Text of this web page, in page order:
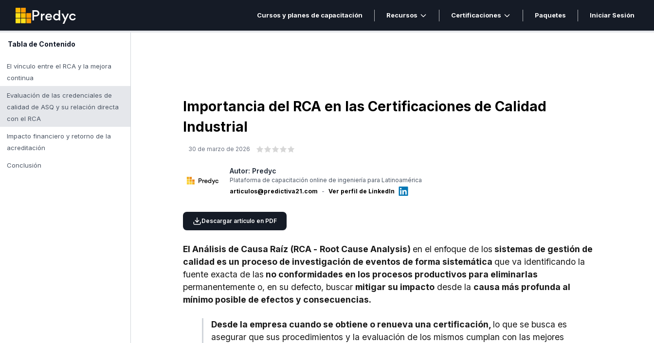
Predyc Cursos y planes de capacitación Recursos Certificaciones Paquetes Iniciar Sesión
Tabla de Contenido
El vínculo entre el RCA y la mejora
continua
Evaluación de las credenciales de
calidad de ASQ y su relación directa
con el RCA
Impacto financiero y retorno de la
acreditación
Conclusión
Importancia del RCA en las Certificaciones de Calidad
Industrial
30 de marzo de 2026
Autor: Predyc
Plataforma de capacitación online de ingeniería para Latinoamérica
articulos@predictiva21.com
- Ver perfil de LinkedIn
Descargar artículo en PDF
El Análisis de Causa Raíz (RCA - Root Cause Analysis) en el enfoque de los sistemas de gestión de
calidad es un proceso de investigación de eventos de forma sistemática que va identificando la
fuente exacta de las no conformidades en los procesos productivos para eliminarlas
permanentemente o, en su defecto, buscar mitigar su impacto desde la causa más profunda al
mínimo posible de efectos y consecuencias.
Desde la empresa cuando se obtiene o renueva una certificación, lo que se busca es
asegurar que sus procedimientos y la evaluación de los mismos cumplan con las mejores